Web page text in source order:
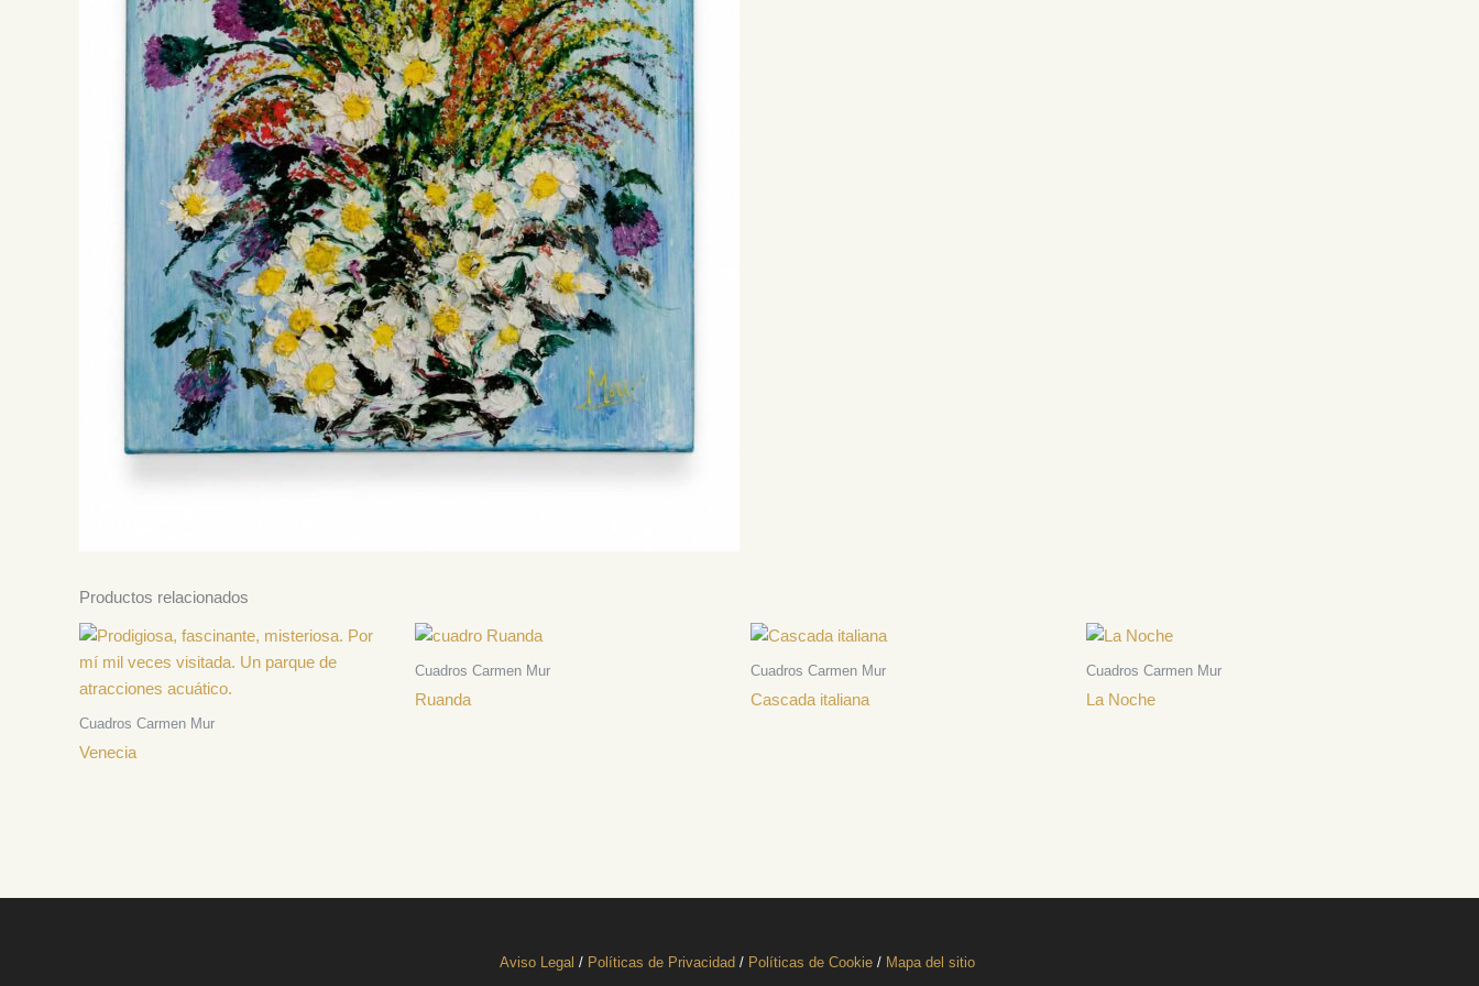
Productos relacionados
Cuadros Carmen Mur
Venecia
Cuadros Carmen Mur
Ruanda
Cuadros Carmen Mur
Cascada italiana
Cuadros Carmen Mur
La Noche
Aviso Legal / Políticas de Privacidad / Políticas de Cookie / Mapa del sitio